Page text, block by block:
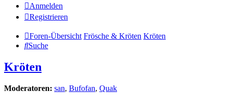
Anmelden
Registrieren
Foren-Übersicht Frösche & Kröten Kröten
Suche
Kröten
Moderatoren: san, Bufofan, Quak